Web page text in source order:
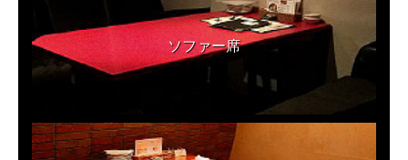
ソファー席